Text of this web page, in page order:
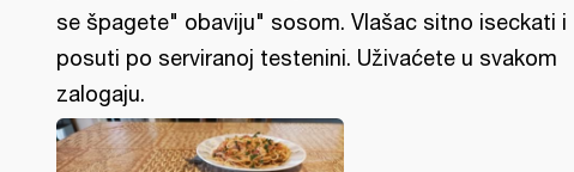
se špagete" obaviju" sosom. Vlašac sitno iseckati i
posuti po serviranoj testenini. Uživaćete u svakom
zalogaju.